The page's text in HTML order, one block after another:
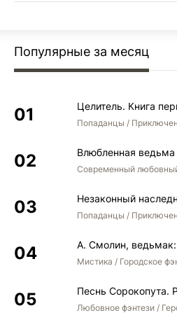
Популярные за месяц
Целитель. Книга
Влюбленная ведьма
Современный
А. Смолин,
Мистика / Городское
Песнь Сорокопута.
Любовное фэнтези /